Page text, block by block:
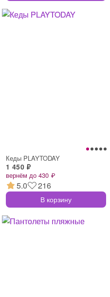
Кеды PLAYTODAY
1 450 ₽
вернём до 430 ₽
5.0 216
В корзину